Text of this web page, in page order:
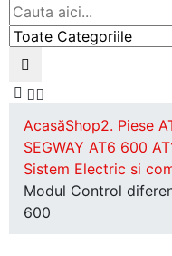
AcasăShop2. Piese
SEGWAY AT6 600
Sistem Electric si
Modul Control
600